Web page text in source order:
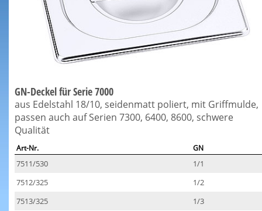
GN-Deckel für Serie 7000
aus Edelstahl 18/10, seidenmatt poliert, mit Griffmulde,
passen auch auf Serien 7300, 6400, 8600, schwere
Qualität
Art-Nr. GN
7511/530
1/1
7512/325
1/2
7513/325
1/3